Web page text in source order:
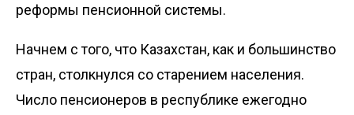
реформы пенсионной системы.
Начнем с того, что Казахстан, как и большинство
стран, столкнулся со старением населения.
Число пенсионеров в республике ежегодно